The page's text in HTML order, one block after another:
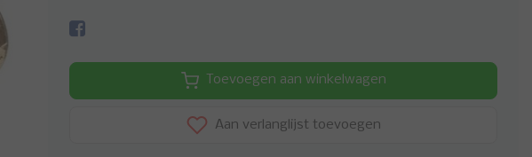
Toevoegen aan winkelwagen
Aan verlanglijst toevoegen